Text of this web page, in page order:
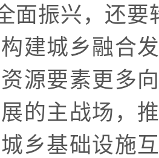
面振兴，还要
建城乡融合
源要素更多
的主战场，
乡基础设施